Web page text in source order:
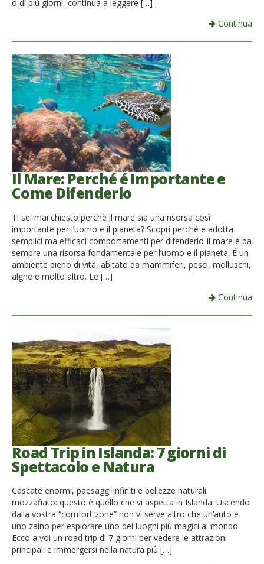
o di più giorni, continua a leggere […]
Continua
Il Mare: Perché é Importante e
Come Difenderlo
Ti sei mai chiesto perchè il mare sia una risorsa così
importante per l’uomo e il pianeta? Scopri perché e adotta
semplici ma efficaci comportamenti per difenderlo Il mare è da
sempre una risorsa fondamentale per l’uomo e il pianeta. É un
ambiente pieno di vita, abitato da mammiferi, pesci, molluschi,
alghe e molto altro. Le […]
Continua
Road Trip in Islanda: 7 giorni di
Spettacolo e Natura
Cascate enormi, paesaggi infiniti e bellezze naturali
mozzafiato: questo è quello che vi aspetta in Islanda. Uscendo
dalla vostra “comfort zone” non vi serve altro che un’auto e
uno zaino per esplorare uno dei luoghi più magici al mondo.
Ecco a voi un road trip di 7 giorni per vedere le attrazioni
principali e immergersi nella natura più […]